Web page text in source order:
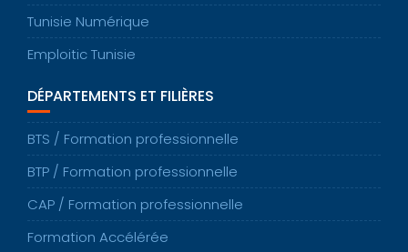
Tunisie Numérique
Emploitic Tunisie
DÉPARTEMENTS ET FILIÈRES
BTS / Formation professionnelle
BTP / Formation professionnelle
CAP / Formation professionnelle
Formation Accélérée